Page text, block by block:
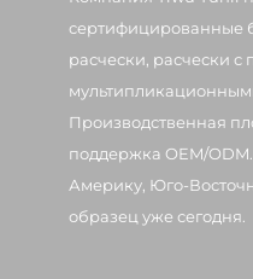
сертифицированные
расчески, расчески с
Производственная
поддержка OEM/
Америку, Юго-
образец уже сегодня.